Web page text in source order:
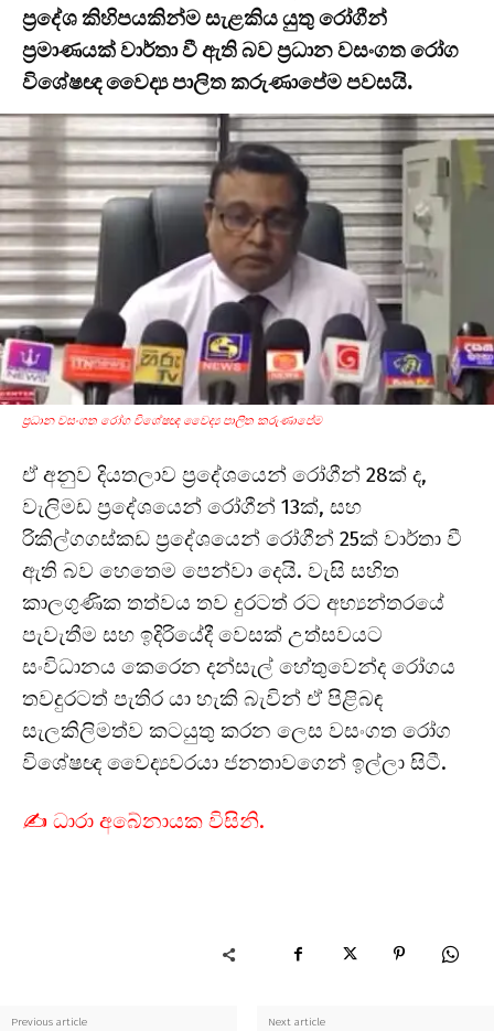
ප්‍රදේශ කිහිපයකින්ම සැළකිය යුතු රෝගීන්
ප්‍රමාණයක් වාර්තා වී ඇති බව ප්‍රධාන වසංගත රෝග
විශේෂඥ වෛද්‍ය පාලිත කරුණාපේම පවසයි.
ප්‍රධාන වසංගත රෝග විශේෂඥ වෛද්‍ය පාලිත කරුණාපේම
ඒ අනුව දියතලාව ප්‍රදේශයෙන් රෝගීන් 28ක් ද,
වැලිමඩ ප්‍රදේශයෙන් රෝගීන් 13ක්, සහ
රිකිල්ගගස්කඩ ප්‍රදේශයෙන් රෝගීන් 25ක් වාර්තා වී
ඇති බව හෙතෙම පෙන්වා දෙයි. වැසි සහිත
කාලගුණික තත්වය තව දුරටත් රට අභ්‍යන්තරයේ
පැවැතීම සහ ඉදිරියේදී වෙසක් උත්සවයට
සංවිධානය කෙරෙන දන්සැල් හේතුවෙන්ද රෝගය
තවදුරටත් පැතිර යා හැකි බැවින් ඒ පිළිබඳ
සැලකිලිමත්ව කටයුතු කරන ලෙස වසංගත රෝග
විශේෂඥ වෛද්‍යවරයා ජනතාවගෙන් ඉල්ලා සිටී.
✍️ ධාරා අබේනායක විසිනි.
Previous article Next article